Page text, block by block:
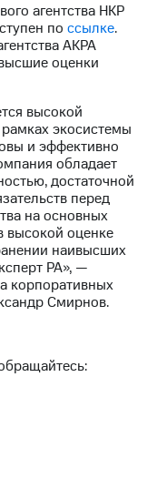
агентства НКР
по ссылке.
АКРА
оценки
высокой
экосистемы
и эффективно
обладает
достаточной
перед
на основных
высокой оценке
наивысших
РА», —
корпоративных
Смирнов.